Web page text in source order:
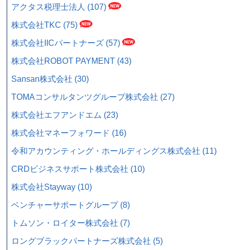
アクタス税理士法人 (107)
株式会社TKC (75)
株式会社IICパートナーズ (57)
株式会社ROBOT PAYMENT (43)
Sansan株式会社 (30)
TOMAコンサルタンツグループ株式会社 (27)
株式会社エフアンドエム (23)
株式会社マネーフォワード (16)
令和アカウンティング・ホールディングス株式会社 (11)
CRDビジネスサポート株式会社 (10)
株式会社Stayway (10)
ベンチャーサポートグループ (8)
トムソン・ロイター株式会社 (7)
ロングブラックパートナーズ株式会社 (5)